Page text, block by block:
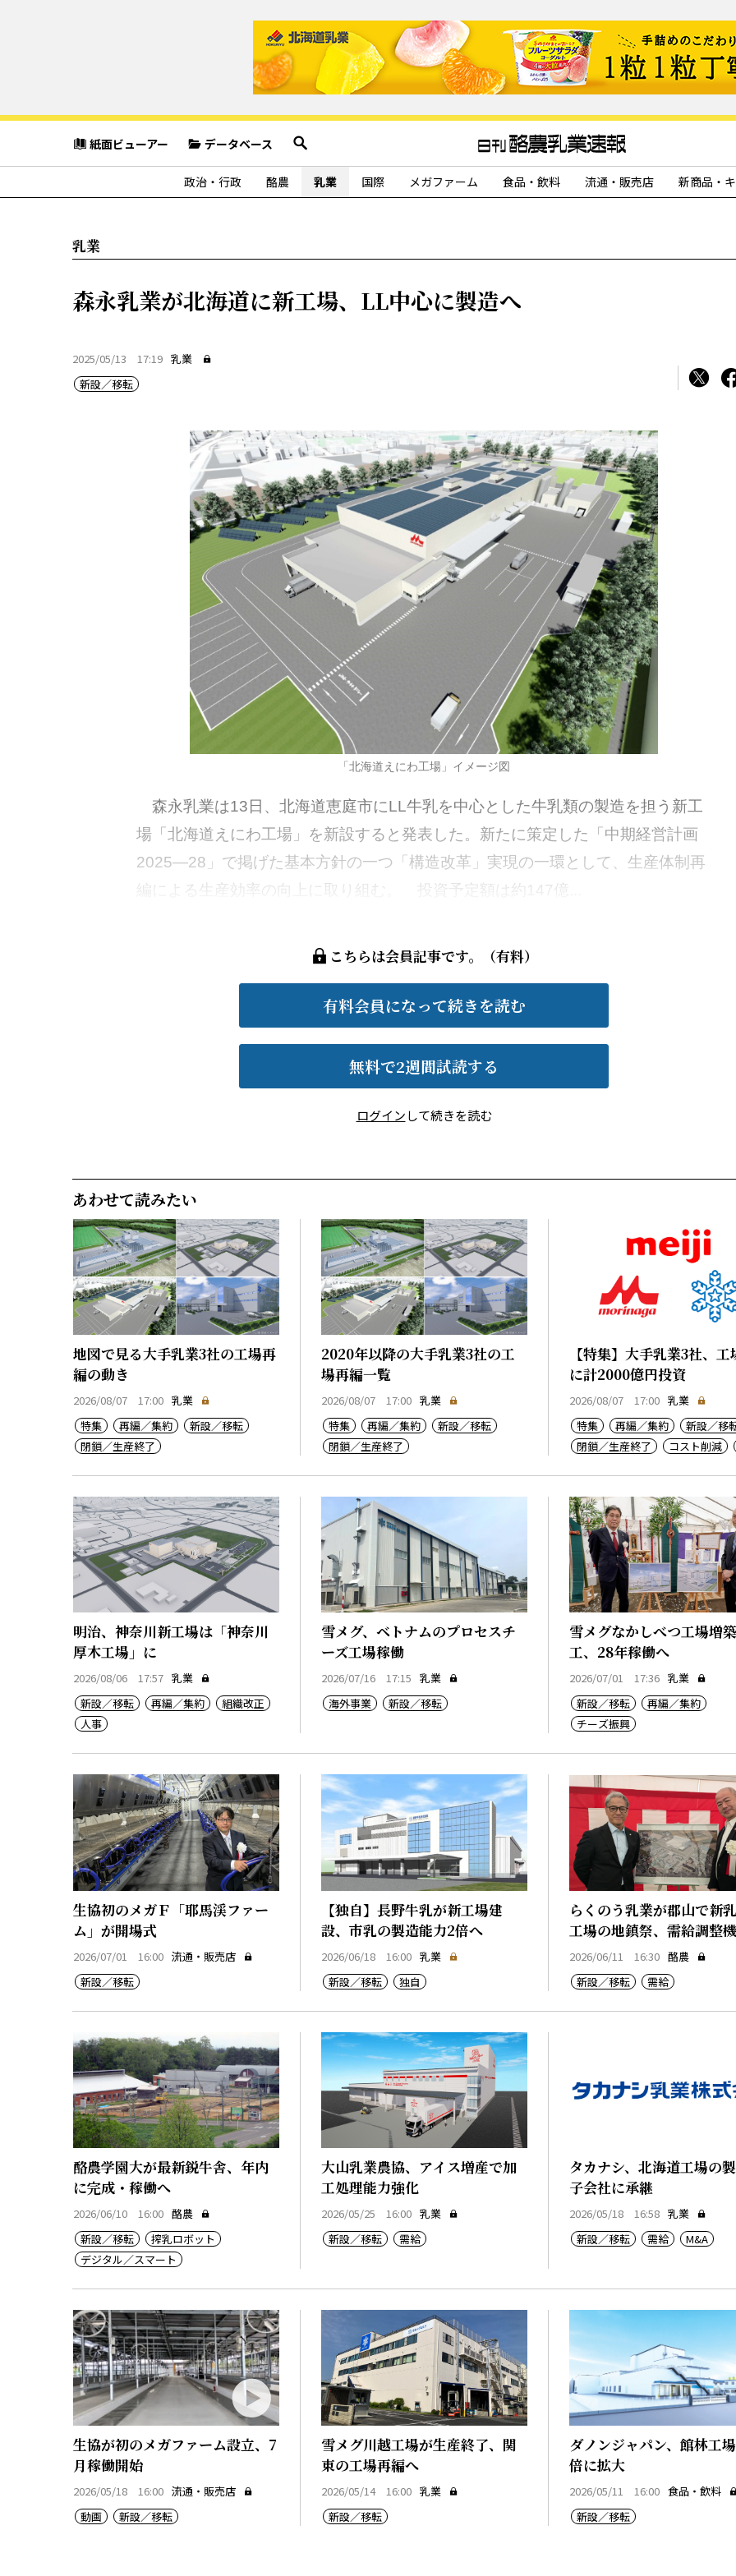
紙面ビューアー データベース
政治・行政 酪農 乳業 国際 メガファーム 食品・飲料 流通・販売店 新商品・
乳業
森永乳業が北海道に新工場、LL中心に製造へ
2025/05/13 17:19 乳業
新設／移転
「北海道えにわ工場」イメージ図
森永乳業は13日、北海道恵庭市にLL牛乳を中心とした牛乳類の製造を担う新工
場「北海道えにわ工場」を新設すると発表した。新たに策定した「中期経営計画
2025―28」で掲げた基本方針の一つ「構造改革」実現の一環として、生産体制再
編による生産効率の向上に取り組む。 投資予定額は約147億...
こちらは会員記事です。（有料）
有料会員になって続きを読む
無料で2週間試読する
ログインして続きを読む
あわせて読みたい
地図で見る大手乳業3社の工場再
編の動き
2026/08/07 17:00 乳業
特集
再編／集約
新設／移転
閉鎖／生産終了
2020年以降の大手乳業3社の工
場再編一覧
2026/08/07 17:00 乳業
特集
再編／集約
新設／移転
閉鎖／生産終了
【特集】大手乳業3社、
に計2000億円投資
2026/08/07 17:00 乳業
特集
再編／集約
新設／移
閉鎖／生産終了
コスト削減
明治、神奈川新工場は「神奈川
厚木工場」に
2026/08/06 17:57 乳業
新設／移転
再編／集約
組織改正
人事
雪メグ、ベトナムのプロセスチ
ーズ工場稼働
2026/07/16 17:15 乳業
海外事業
新設／移転
雪メグなかしべつ工場増
工、28年稼働へ
2026/07/01 17:36 乳業
新設／移転
再編／集約
チーズ振興
生協初のメガＦ「耶馬渓ファー
ム」が開場式
2026/07/01 16:00 流通・販売店
新設／移転
【独自】長野牛乳が新工場建
設、市乳の製造能力2倍へ
2026/06/18 16:00 乳業
新設／移転
独自
らくのう乳業が郡山で新
工場の地鎮祭、需給調整
化へ
2026/06/11 16:30 酪農
新設／移転
需給
酪農学園大が最新鋭牛舎、年内
に完成・稼働へ
2026/06/10 16:00 酪農
新設／移転
搾乳ロボット
デジタル／スマート
大山乳業農協、アイス増産で加
工処理能力強化
2026/05/25 16:00 乳業
新設／移転
需給
タカナシ、北海道工場の
子会社に承継
2026/05/18 16:58 乳業
新設／移転
需給 M&A
生協が初のメガファーム設立、7
月稼働開始
2026/05/18 16:00 流通・販売店
動画
新設／移転
雪メグ川越工場が生産終了、関
東の工場再編へ
2026/05/14 16:00 乳業
新設／移転
ダノンジャパン、館林工
倍に拡大
2026/05/11 16:00 食品・飲料
新設／移転